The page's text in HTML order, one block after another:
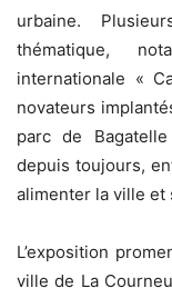
urbaine.
thématique,
internationale «
novateurs
parc de
depuis toujours,
alimenter la ville et
L’exposition
ville de La